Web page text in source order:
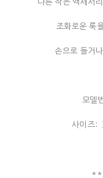
조화로운 룩
손으로 들거
모델
사이즈
**